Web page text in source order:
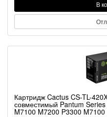
В
Картридж Cactus CS-TL-
совместимый Pantum
M7100 M7200 P3300 M7100